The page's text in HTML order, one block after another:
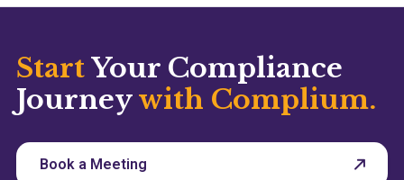
StartYour Compliance
Journeywith Complium.
Book a Meeting